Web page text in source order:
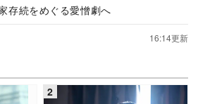
存続をめぐる愛憎劇へ
16:14更新